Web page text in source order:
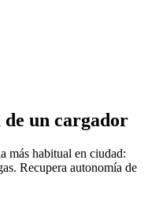
un cargador
más habitual en ciudad:
Recupera autonomía de